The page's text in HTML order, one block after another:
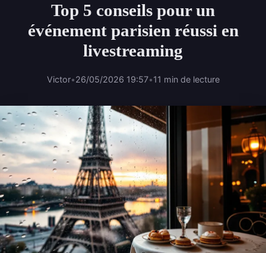
Top 5 conseils pour un
événement parisien réussi en
livestreaming
Victor•26/05/2026 19:57•11 min de lecture